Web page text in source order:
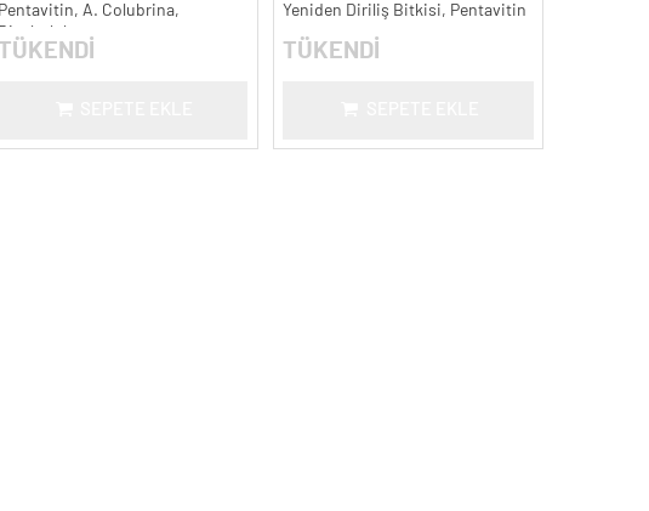
Pentavitin, A. Colubrina,
Bisabolol
TÜKENDİ
Yeniden Diriliş Bitkisi, Pentavitin
TÜKENDİ